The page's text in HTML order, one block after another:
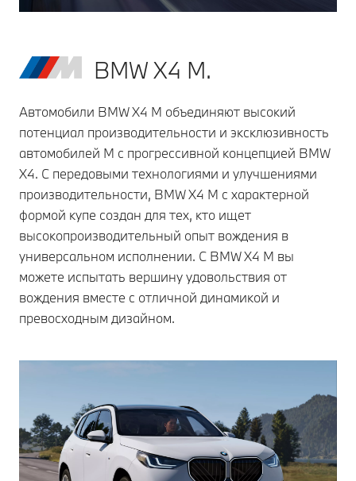
BMW X4 M.
Автомобили BMW X4 M объединяют высокий
потенциал производительности и эксклюзивность
автомобилей M с прогрессивной концепцией BMW
X4. С передовыми технологиями и улучшениями
производительности, BMW X4 M с характерной
формой купе создан для тех, кто ищет
высокопроизводительный опыт вождения в
универсальном исполнении. С BMW X4 M вы
можете испытать вершину удовольствия от
вождения вместе с отличной динамикой и
превосходным дизайном.